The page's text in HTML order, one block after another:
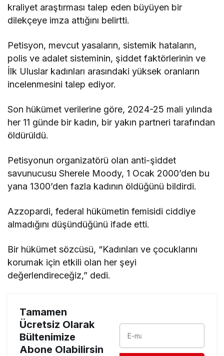
kraliyet araştırması talep eden büyüyen bir
dilekçeye imza attığını belirtti.
Petisyon, mevcut yasaların, sistemik hataların,
polis ve adalet sisteminin, şiddet faktörlerinin ve
İlk Uluslar kadınları arasındaki yüksek oranların
incelenmesini talep ediyor.
Son hükümet verilerine göre, 2024-25 mali yılında
her 11 günde bir kadın, bir yakın partneri tarafından
öldürüldü.
Petisyonun organizatörü olan anti-şiddet
savunucusu Sherele Moody, 1 Ocak 2000’den bu
yana 1300’den fazla kadının öldüğünü bildirdi.
Azzopardi, federal hükümetin femisidi ciddiye
almadığını düşündüğünü ifade etti.
Bir hükümet sözcüsü, “Kadınları ve çocuklarını
korumak için etkili olan her şeyi
değerlendireceğiz,” dedi.
Tamamen
Ücretsiz Olarak
Bültenimize
Abone Olabilirsin